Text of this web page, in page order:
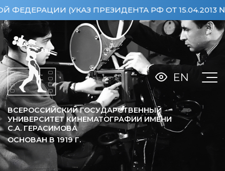
ПРЕЗИДЕНТА РФ ОТ 15.04.2013 №360) ОСОБО
ВСЕРОССИЙСКИЙ ГОСУДАРСТВЕННЫЙ
УНИВЕРСИТЕТ КИНЕМАТОГРАФИИ ИМЕНИ
С.А. ГЕРАСИМОВА
ОСНОВАН В 1919Г.
EN